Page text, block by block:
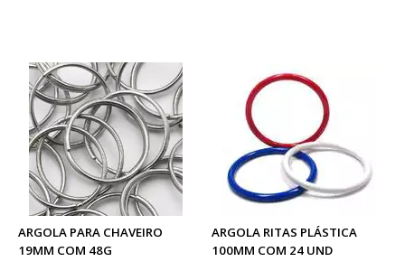
ARGOLA PARA CHAVEIRO
19MM COM 48G
ARGOLA RITAS PLÁSTICA
100MM COM 24 UND